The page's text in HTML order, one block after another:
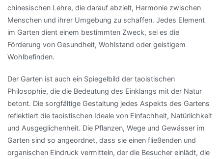
chinesischen Lehre, die darauf abzielt, Harmonie zwischen
Menschen und ihrer Umgebung zu schaffen. Jedes Element
im Garten dient einem bestimmten Zweck, sei es die
Förderung von Gesundheit, Wohlstand oder geistigem
Wohlbefinden.
Der Garten ist auch ein Spiegelbild der taoistischen
Philosophie, die die Bedeutung des Einklangs mit der Natur
betont. Die sorgfältige Gestaltung jedes Aspekts des Gartens
reflektiert die taoistischen Ideale von Einfachheit, Natürlichkeit
und Ausgeglichenheit. Die Pflanzen, Wege und Gewässer im
Garten sind so angeordnet, dass sie einen fließenden und
organischen Eindruck vermitteln, der die Besucher einlädt, die